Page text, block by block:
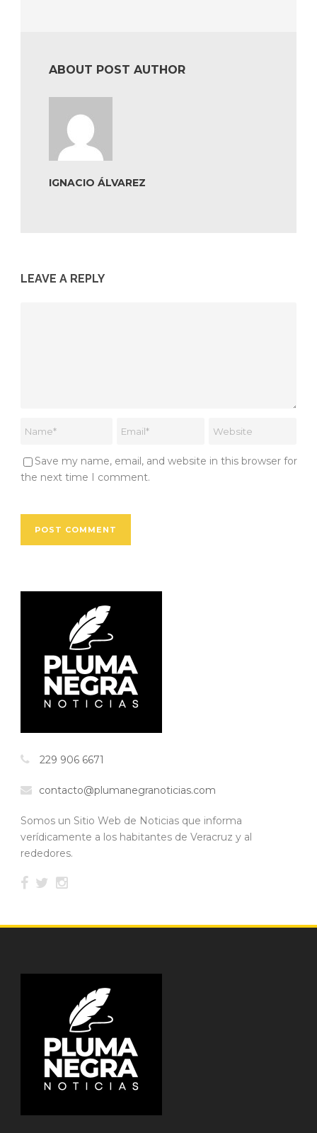
ABOUT POST AUTHOR
IGNACIO ÁLVAREZ
LEAVE A REPLY
Save my name, email, and website in this browser for
the next time I comment.
229 906 6671
contacto@plumanegranoticias.com
Somos un Sitio Web de Noticias que informa
verídicamente a los habitantes de Veracruz y al
rededores.